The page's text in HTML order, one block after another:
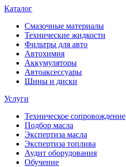
Каталог
Смазочные материалы
Технические жидкости
Фильтры для авто
Автохимия
Аккумуляторы
Автоаксессуары
Шины и диски
Услуги
Техническое сопровождение
Подбор масла
Экспертиза масла
Экспертиза топлива
Аудит оборудования
Обучение